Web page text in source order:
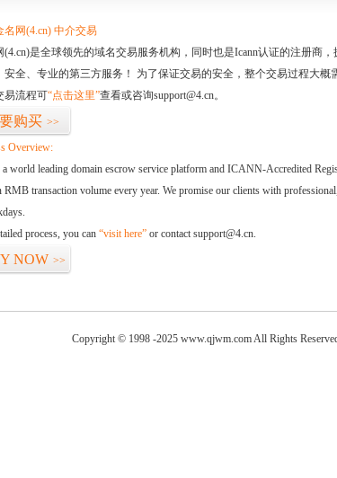
名网(4.cn) 中介交易
(4.cn)是全球领先的域名交易服务机构，同时也是Icann认证的注册商
安全、专业的第三方服务！ 为了保证交易的安全，整个交易过程大概
易流程可“点击这里”查看或咨询support@4.cn。
购买 >>
Overview:
a world leading domain escrow service platform and ICANN-Accredited
transaction volume every year. We promise our clients with
process, you can “visit here” or contact support@4.cn.
NOW >>
Copyright © 1998 -2025 www.qjwm.com All Rights